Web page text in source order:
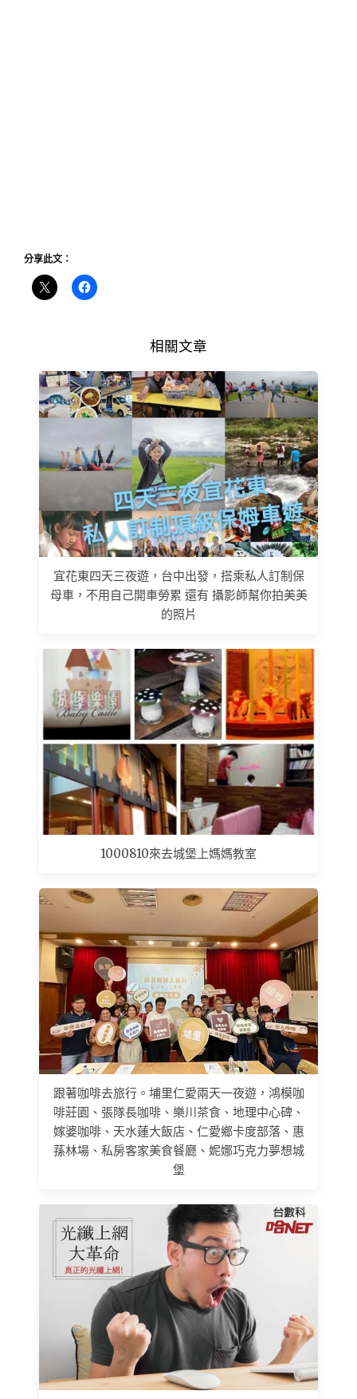
分享此文：
相關文章
宜花東四天三夜遊，台中出發，搭乘私人訂制保
母車，不用自己開車勞累 還有 攝影師幫你拍美美
的照片
1000810來去城堡上媽媽教室
跟著咖啡去旅行。埔里仁愛兩天一夜遊，鴻模咖
啡莊園、張隊長咖啡、樂川茶食、地理中心碑、
嫁婆咖啡、天水蓮大飯店、仁愛鄉卡度部落、惠
蓀林場、私房客家美食餐廳、妮娜巧克力夢想城
堡